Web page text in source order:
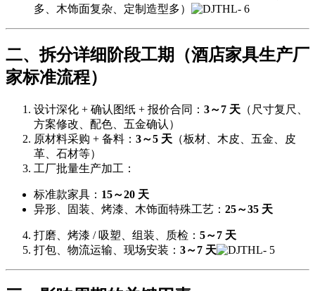
多、木饰面复杂、定制造型多）
二、拆分详细阶段工期（酒店家具生产厂
家标准流程）
设计深化 + 确认图纸 + 报价合同： 3～7 天 （尺寸复尺、
方案修改、配色、五金确认）
原材料采购 + 备料： 3～5 天 （板材、木皮、五金、皮
革、石材等）
工厂批量生产加工：
标准款家具： 15～20 天
异形、固装、烤漆、木饰面特殊工艺： 25～35 天
打磨、烤漆 / 吸塑、组装、质检： 5～7 天
打包、物流运输、现场安装： 3～7 天